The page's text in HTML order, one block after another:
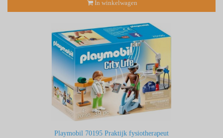
In winkelwagen
Playmobil 70195 Praktijk fysiotherapeut